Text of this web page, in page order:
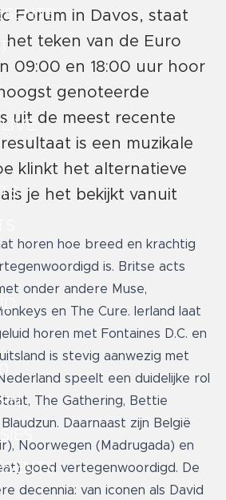
Forum in Davos, staat
het teken van de Euro
09:00 en 18:00 uur hoor
genoteerde
uit de meest recente
resultaat is een muzikale
klinkt het alternatieve
je het bekijkt vanuit
horen hoe breed en krachtig
is. Britse acts
onder andere Muse,
en The Cure. Ierland laat
horen met Fontaines D.C. en
is stevig aanwezig met
speelt een duidelijke rol
The Gathering, Bettie
Daarnaast zijn België
Noorwegen (Madrugada) en
goed vertegenwoordigd. De
decennia: van iconen als David